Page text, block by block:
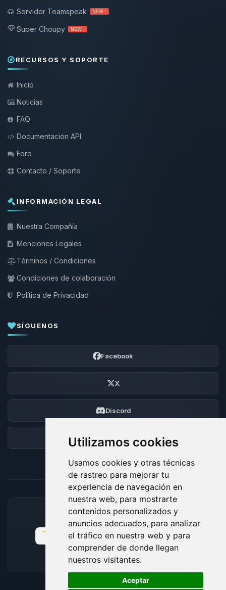
Utilizamos cookies
Usamos cookies y otras técnicas
de rastreo para mejorar tu
experiencia de navegación en
nuestra web, para mostrarte
contenidos personalizados y
anuncios adecuados, para analizar
el tráfico en nuestra web y para
comprender de donde llegan
nuestros visitantes.
Aceptar
Servidor Teamspeak
NEW !
Super Choupy NEW !
RECURSOS Y SOPORTE
Inicio
Noticias
FAQ
Documentación API
Foro
Contacto / Soporte
INFORMACIÓN LEGAL
Nuestra Compañía
Menciones Legales
Términos / Condiciones
Condiciones de colaboración
Política de Privacidad
SÍGUENOS
Facebook
X
Discord
Foro
MÉTODOS DE PAGO ACEPTADOS
🍪